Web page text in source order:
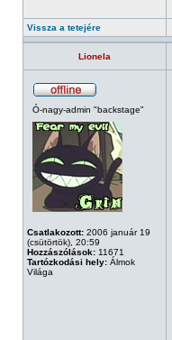
Vissza a tetejére
Lionela
Ó-nagy-admin "backstage"
Csatlakozott: 2006 január 19
(csütörtök), 20:59
Hozzászólások: 11671
Tartózkodási hely: Álmok
Világa